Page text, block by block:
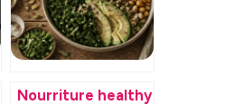
Nourriture healthy